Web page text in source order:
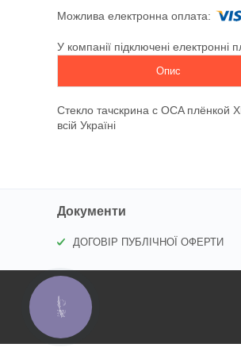
У компанії підключені
Опис
Стекло тачскрина c OCA
всій Україні
Документи
ДОГОВІР ПУБЛІЧНОЇ ОФЕРТИ
КНОПКА
ЗВ'ЯЗКУ